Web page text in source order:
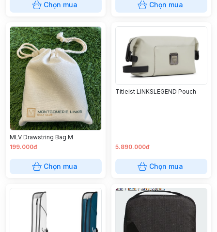
Chọn mua Chọn mua
MLV Drawstring Bag M
199.000đ
Chọn mua
Titleist LINKSLEGEND Pouch
5.890.000đ
Chọn mua